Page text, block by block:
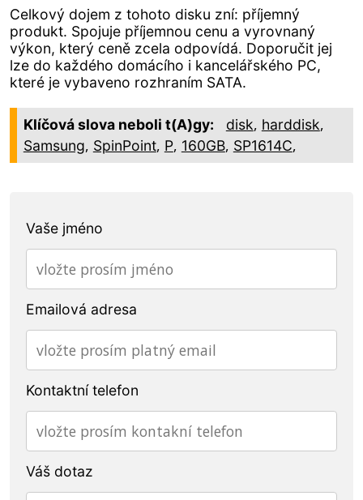
Celkový dojem z tohoto disku zní: příjemný
produkt. Spojuje příjemnou cenu a vyrovnaný
výkon, který ceně zcela odpovídá. Doporučit jej
lze do každého domácího i kancelářského PC,
které je vybaveno rozhraním SATA.
Klíčová slova neboli t(A)gy: disk, harddisk,
Samsung, SpinPoint, P, 160GB, SP1614C,
Vaše jméno
Emailová adresa
Kontaktní telefon
Váš dotaz